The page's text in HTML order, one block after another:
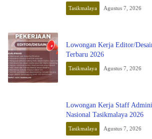
Tasikmalaya Agustus 7, 2026
Lowongan Kerja Editor/
Terbaru 2026
Tasikmalaya Agustus 7, 2026
Lowongan Kerja Staff
Nasional Tasikmalaya 2026
Tasikmalaya Agustus 7, 2026